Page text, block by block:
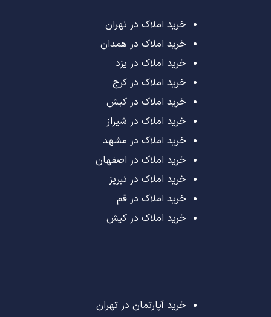
خرید املاک در تهران
خرید املاک در همدان
خرید املاک در یزد
خرید املاک در کرج
خرید املاک در کیش
خرید املاک در شیراز
خرید املاک در مشهد
خرید املاک در اصفهان
خرید املاک در تبریز
خرید املاک در قم
خرید املاک در کیش
خرید آپارتمان در تهران